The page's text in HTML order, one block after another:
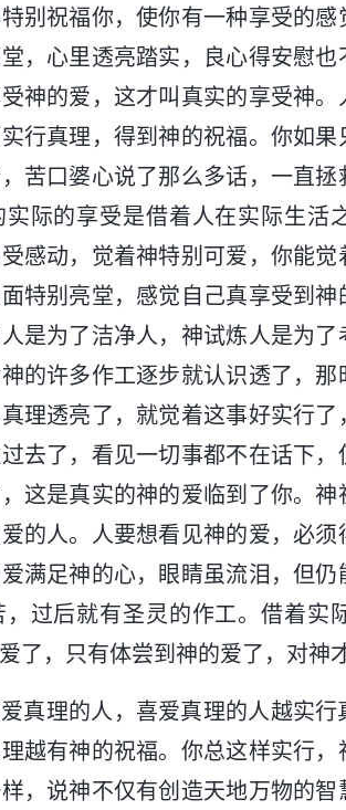
别祝福你，使你有一种享受的
，心里透亮踏实，良心得安慰
神的爱，这才叫真实的享受神。
行真理，得到神的祝福。你如
苦口婆心说了那么多话，一直
际的享受是借着人在实际生活
感动，觉着神特别可爱，你能
特别亮堂，感觉自己真享受到
是为了洁净人，神试炼人是为
的许多作工逐步就认识透了，
理透亮了，就觉着这事好实行
去了，看见一切事都不在话下
这是真实的神的爱临到了你。
的人。人要想看见神的爱，必须
满足神的心，眼睛虽流泪，但
过后就有圣灵的作工。借着实
了，只有体尝到神的爱了，对神
真理的人，喜爱真理的人越实
越有神的祝福。你总这样实行
，说神不仅有创造天地万物的